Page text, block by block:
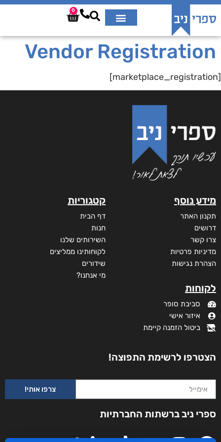
0
Vendor Registration
[marketplace_registration]
מידע נוסף
תקנון האתר
דרושים
צרו קשר
מדיניות פרטיות
הצהרת נגישות
לקוחות
סביבת סופר
איזור אישי
ביטול הזמנה קיימת
קטגוריות
דף הבית
חנות
השירותים שלנו
לקוחותינו ממליצים
שידורים
מי אנחנו?
הצטרפו לרשימת התפוצה!
צרפו אותי!
ספרי ניב ברשתות החברתיות